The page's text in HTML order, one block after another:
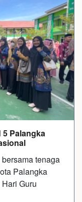
5 Palangka
tenaga
Palangka
Guru